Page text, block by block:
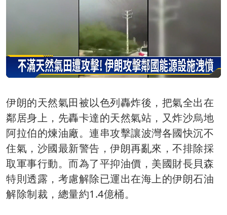
伊朗的天然氣田被以色列轟炸後，把氣全出在
鄰居身上，先轟卡達的天然氣站，又炸沙烏地
阿拉伯的煉油廠。連串攻擊讓波灣各國快沉不
住氣，沙國最新警告，伊朗再亂來，不排除採
取軍事行動。而為了平抑油價，美國財長貝森
特則透露，考慮解除已運出在海上的伊朗石油
解除制裁，總量約1.4億桶。